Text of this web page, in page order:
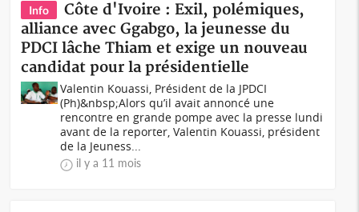
Info
Côte d'Ivoire : Exil, polémiques,
alliance avec Ggabgo, la jeunesse du
PDCI lâche Thiam et exige un nouveau
candidat pour la présidentielle
Valentin Kouassi, Président de la JPDCI
(Ph)&nbsp;Alors qu’il avait annoncé une
rencontre en grande pompe avec la presse lundi
avant de la reporter, Valentin Kouassi, président
de la Jeuness...
il y a 11 mois